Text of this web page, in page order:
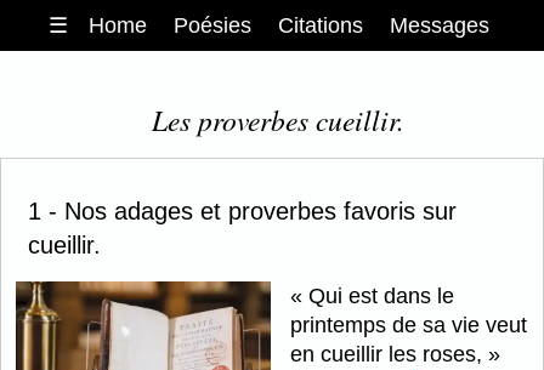
☰ Home Poésies Citations Messages
Les proverbes cueillir.
1 - Nos adages et proverbes favoris sur
cueillir.
Qui est dans le
printemps de sa vie veut
en cueillir les roses,